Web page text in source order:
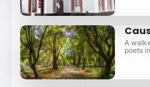
A
poets